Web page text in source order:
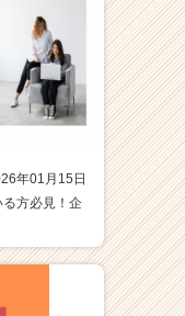
年01月15日
方必見！企